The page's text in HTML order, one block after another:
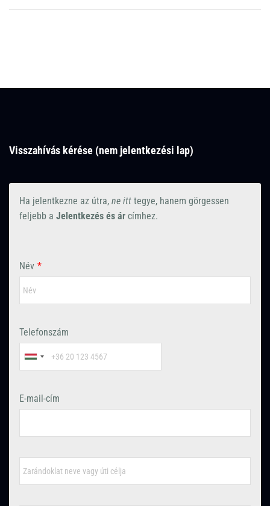
Visszahívás kérése (nem jelentkezési lap)
Ha jelentkezne az útra, ne itt tegye, hanem görgessen
feljebb a Jelentkezés és ár címhez.
Név *
Telefonszám
E-mail-cím